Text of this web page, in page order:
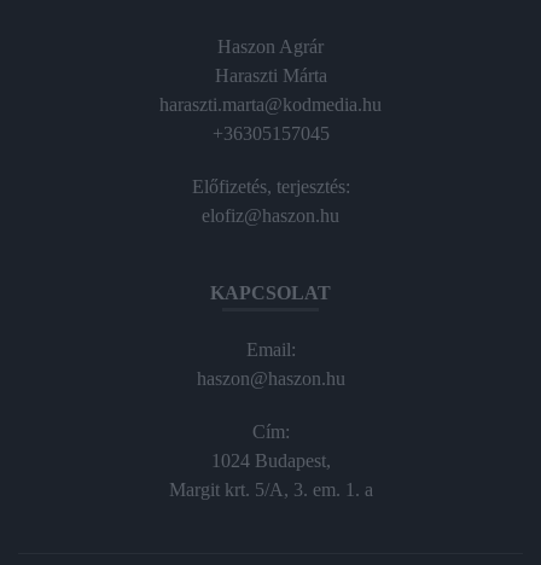
Haszon Agrár
Haraszti Márta
haraszti.marta@kodmedia.hu
+36305157045
Előfizetés, terjesztés:
elofiz@haszon.hu
KAPCSOLAT
Email:
haszon@haszon.hu
Cím:
1024 Budapest,
Margit krt. 5/A, 3. em. 1. a